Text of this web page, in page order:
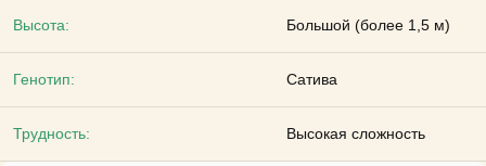
Высота: Большой (более 1,5 м)
Генотип: Сатива
Трудность: Высокая сложность